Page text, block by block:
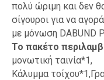
πολύ ώριμη και δεν
σίγουροι για να
με μόνωση DABUND
Το πακέτο
μονωτική ταινία*1,
Κάλυμμα